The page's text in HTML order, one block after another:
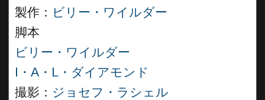
製作： ビリー・ワイルダー
脚本
ビリー・ワイルダー
I・A・L・ダイアモンド
撮影： ジョセフ・ラシェル